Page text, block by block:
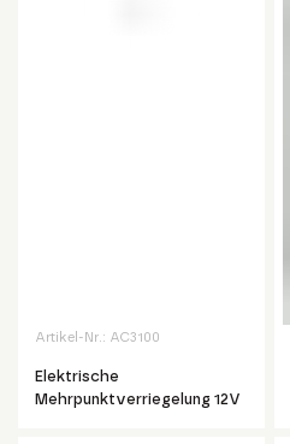
Artikel-Nr.: AC3100
Elektrische
Mehrpunktverriegelung 12V